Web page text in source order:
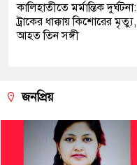
কালিহাতীতে মর্মান্তিক দুর্ঘটনা:
ট্রাকের ধাক্কায় কিশোরের মৃত্যু,
আহত তিন সঙ্গী
জনপ্রিয়